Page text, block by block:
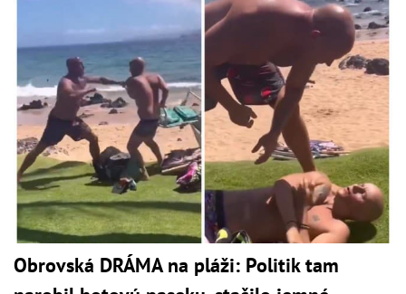
Obrovská DRÁMA na pláži: Politik tam